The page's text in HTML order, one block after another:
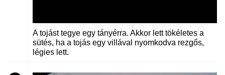
A tojást tegye egy tányérra. Akkor lett tökéletes a
sütés, ha a tojás egy villával nyomkodva rezgős,
légies lett.